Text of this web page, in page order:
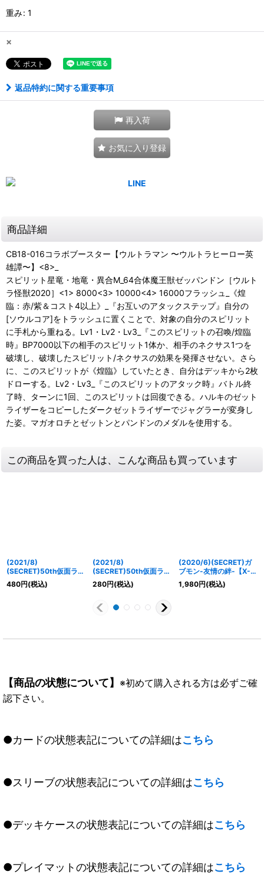
重み: 1
×
返品特約に関する重要事項
再入荷
お気に入り登録
商品詳細
CB18-016コラボブースター【ウルトラマン 〜ウルトラヒーロー英
雄譚〜】<8>_
スピリット星竜・地竜・異合M_64合体魔王獣ゼッパンドン［ウルト
ラ怪獣2020］<1> 8000<3> 10000<4> 16000フラッシュ_《煌
臨：赤/紫＆コスト4以上》_『お互いのアタックステップ』自分の
[ソウルコア]をトラッシュに置くことで、対象の自分のスピリット
に手札から重ねる。Lv1・Lv2・Lv3_『このスピリットの召喚/煌臨
時』BP7000以下の相手のスピリット1体か、相手のネクサス1つを
破壊し、破壊したスピリット/ネクサスの効果を発揮させない。さら
に、このスピリットが《煌臨》していたとき、自分はデッキから2枚
ドローする。Lv2・Lv3_『このスピリットのアタック時』バトル終
了時、ターンに1回、このスピリットは回復できる。ハルキのゼット
ライザーをコピーしたダークゼットライザーでジャグラーが変身し
た姿。マガオロチとゼットンとパンドンのメダルを使用する。
この商品を買った人は、こんな商品も買っています
(2021/8)
(SECRET)50th仮面ライ
ダーZO【R-K50thSP】
{CB19-016}《緑》
480円(税込)
(2021/8)
(SECRET)50th仮面ライ
ダーシン【R-
K50thSP】{CB19-015}
280円(税込)
(2020/6)(SECRET)ガ
ブモン-友情の絆-【X-
SEC】{CB11-X02}
《紫》
1,980円(税込)
【商品の状態について】 ※初めて購入される方は必ずご確
認下さい。
●カードの状態表記についての詳細はこちら
●スリーブの状態表記についての詳細はこちら
●デッキケースの状態表記についての詳細はこちら
●プレイマットの状態表記についての詳細はこちら